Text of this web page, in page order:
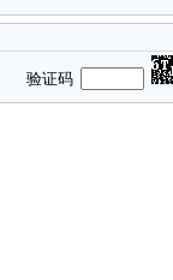
验证码